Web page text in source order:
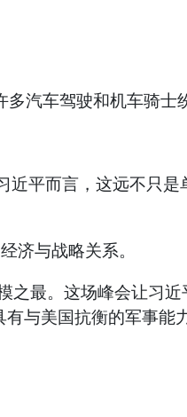
汽车驾驶和机车骑士
平而言，这远不只
济与战略关系。
最。这场峰会让习
与美国抗衡的军事能力